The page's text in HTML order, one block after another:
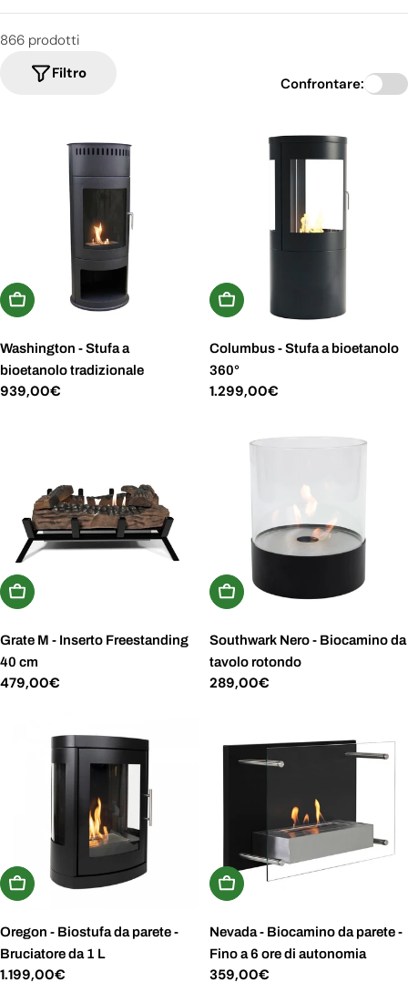
866 prodotti
Filtro
Confrontare:
Aggiungi Al Carrello
Washington - Stufa a
bioetanolo tradizionale
Prezzo
939,00€
Aggiungi Al Carrello
Columbus - Stufa a bioetanolo
360°
Prezzo
1.299,00€
Aggiungi Al Carrello
Grate M - Inserto Freestanding
40 cm
Prezzo
479,00€
Aggiungi Al Carrello
Southwark Nero - Biocamino da
tavolo rotondo
Prezzo
289,00€
Aggiungi Al Carrello
Oregon - Biostufa da parete -
Bruciatore da 1 L
Prezzo
1.199,00€
Aggiungi Al Carrello
Nevada - Biocamino da parete -
Fino a 6 ore di autonomia
Prezzo
359,00€